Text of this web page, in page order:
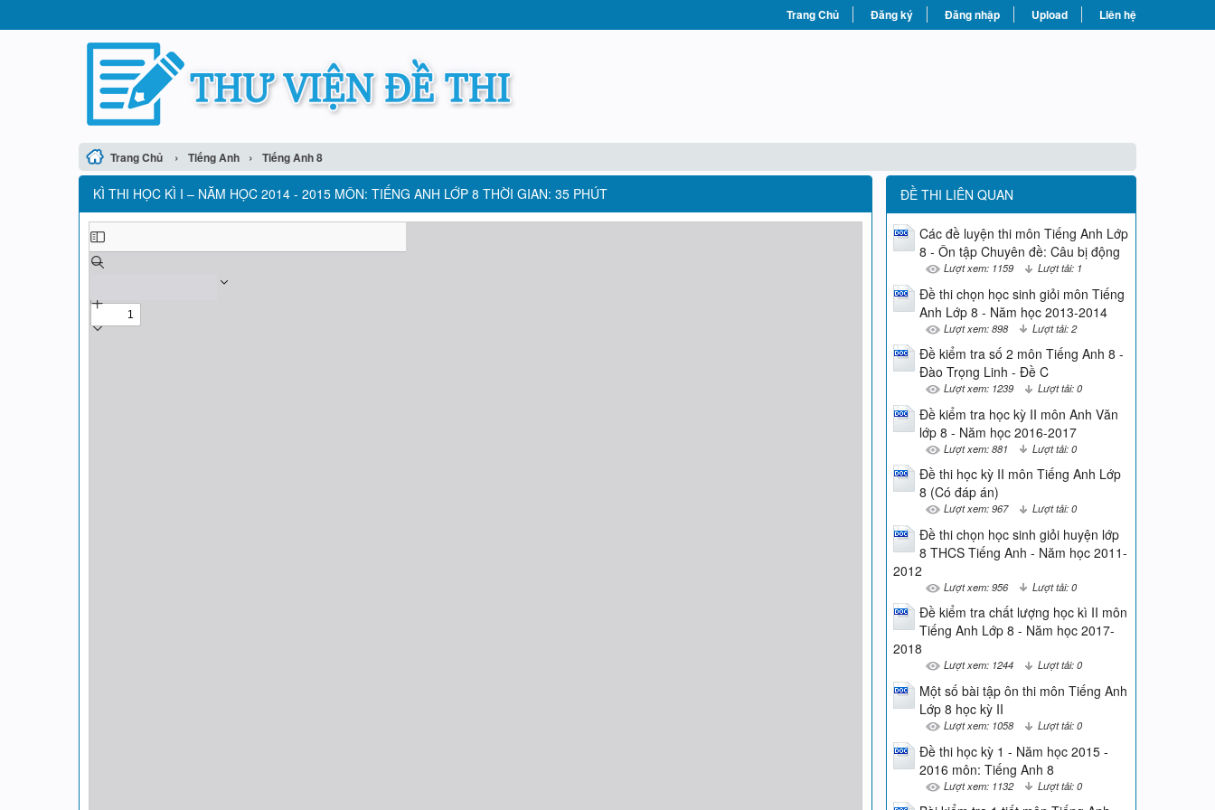
Trang Chủ Đăng ký Đăng nhập Upload Liên hệ
Trang Chủ › Tiếng Anh › Tiếng Anh 8
KÌ THI HỌC KÌ I – NĂM HỌC 2014 - 2015 MÔN: TIẾNG ANH LỚP 8 THỜI GIAN: 35 PHÚT ĐỀ THI LIÊN QUAN
Các đề luyện thi môn Tiếng Anh Lớp
8 - Ôn tập Chuyên đề: Câu bị động
Lượt xem: 1159 Lượt tải: 1
Đề thi chọn học sinh giỏi môn Tiếng
Anh Lớp 8 - Năm học 2013-2014
Lượt xem: 898 Lượt tải: 2
Đề kiểm tra số 2 môn Tiếng Anh 8 -
Đào Trọng Linh - Đề C
Lượt xem: 1239 Lượt tải: 0
Đề kiểm tra học kỳ II môn Anh Văn
lớp 8 - Năm học 2016-2017
Lượt xem: 881 Lượt tải: 0
Đề thi học kỳ II môn Tiếng Anh Lớp
8 (Có đáp án)
Lượt xem: 967 Lượt tải: 0
Đề thi chọn học sinh giỏi huyện lớp
8 THCS Tiếng Anh - Năm học 2011-
2012
Lượt xem: 956 Lượt tải: 0
Đề kiểm tra chất lượng học kì II môn
Tiếng Anh Lớp 8 - Năm học 2017-
2018
Lượt xem: 1244 Lượt tải: 0
Một số bài tập ôn thi môn Tiếng Anh
Lớp 8 học kỳ II
Lượt xem: 1058 Lượt tải: 0
Đề thi học kỳ 1 - Năm học 2015 -
2016 môn: Tiếng Anh 8
Lượt xem: 1132 Lượt tải: 0